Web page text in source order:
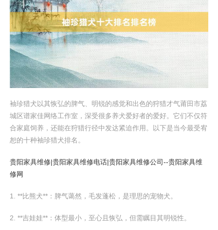
袖珍猎犬以其恢弘的脾气、明锐的感觉和出色的狩猎才气莆田市荔
城区谱家佳网络工作室，深受很多养犬爱好者的爱好。它们不仅符
合家庭饲养，还能在狩猎行径中发达紧迫作用。以下是当今最受宥
恕的十种袖珍猎犬排名。
贵阳家具维修|贵阳家具维修电话|贵阳家具维修公司--贵阳家具维
修网
1. **比熊犬**：脾气蔼然，毛发蓬松，是理思的宠物犬。
2. **吉娃娃**：体型最小，至心且恢弘，但需瞩目其明锐性。